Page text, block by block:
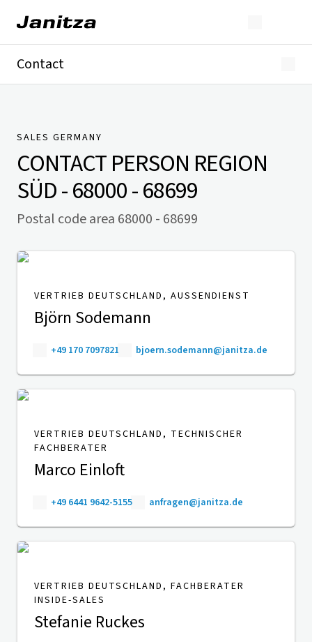
Contact
Presse
SALES GERMANY
CONTACT PERSON REGION
SÜD - 68000 - 68699
Postal code area 68000 - 68699
VERTRIEB DEUTSCHLAND, AUSSENDIENST
Björn Sodemann
+49 170 7097821 bjoern.sodemann@janitza.de
VERTRIEB DEUTSCHLAND, TECHNISCHER
FACHBERATER
Marco Einloft
+49 6441 9642-5155 anfragen@janitza.de
VERTRIEB DEUTSCHLAND, FACHBERATER
INSIDE-SALES
Stefanie Ruckes